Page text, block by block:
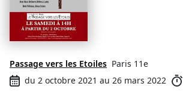
Passage vers les Etoiles Paris 11e
du 2 octobre 2021 au 26 mars 2022